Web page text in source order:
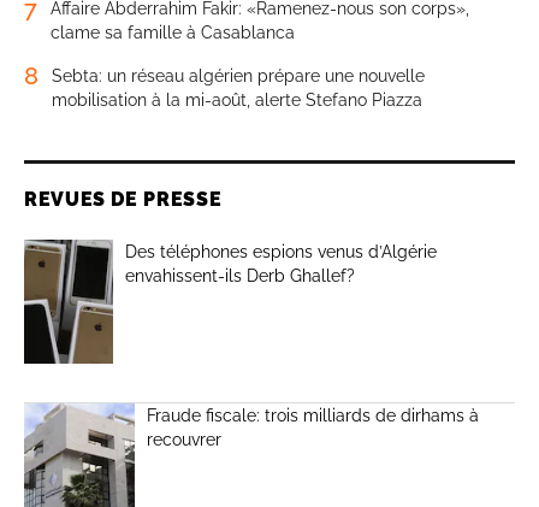
7
Affaire Abderrahim Fakir: «Ramenez-nous son corps»,
clame sa famille à Casablanca
8
Sebta: un réseau algérien prépare une nouvelle
mobilisation à la mi-août, alerte Stefano Piazza
REVUES DE PRESSE
Des téléphones espions venus d’Algérie
envahissent-ils Derb Ghallef?
Fraude fiscale: trois milliards de dirhams à
recouvrer